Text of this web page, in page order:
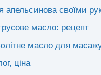
апельсинова своїми
масло: рецепт
масло для масажу
ціна